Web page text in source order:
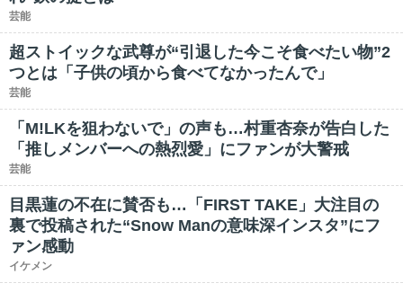
芸能
超ストイックな武尊が“引退した今こそ食べたい物”2
つとは「子供の頃から食べてなかったんで」
芸能
「M!LKを狙わないで」の声も…村重杏奈が告白した
「推しメンバーへの熱烈愛」にファンが大警戒
芸能
目黒蓮の不在に賛否も…「FIRST TAKE」大注目の
裏で投稿された“Snow Manの意味深インスタ”にフ
ァン感動
イケメン